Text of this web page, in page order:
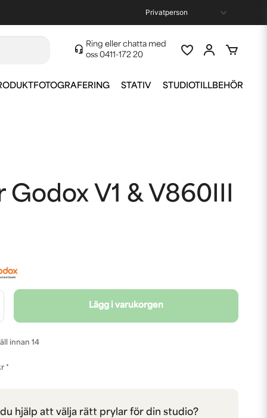
Ring eller chatta med
oss 0411-172 20
STATIV STUDIOTILLBEHÖR
Godox V1 & V860III
Lägg i varukorgen
innan 14
*
du hjälp att välja rätt prylar för din studio?